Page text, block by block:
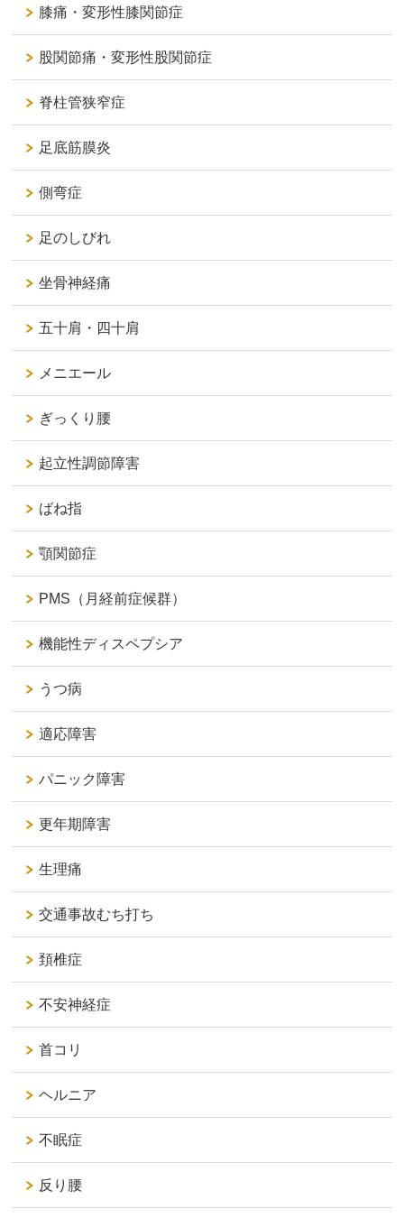
膝痛・変形性膝関節症
股関節痛・変形性股関節症
脊柱管狭窄症
足底筋膜炎
側弯症
足のしびれ
坐骨神経痛
五十肩・四十肩
メニエール
ぎっくり腰
起立性調節障害
ばね指
顎関節症
PMS（月経前症候群）
機能性ディスペプシア
うつ病
適応障害
パニック障害
更年期障害
生理痛
交通事故むち打ち
頚椎症
不安神経症
首コリ
ヘルニア
不眠症
反り腰